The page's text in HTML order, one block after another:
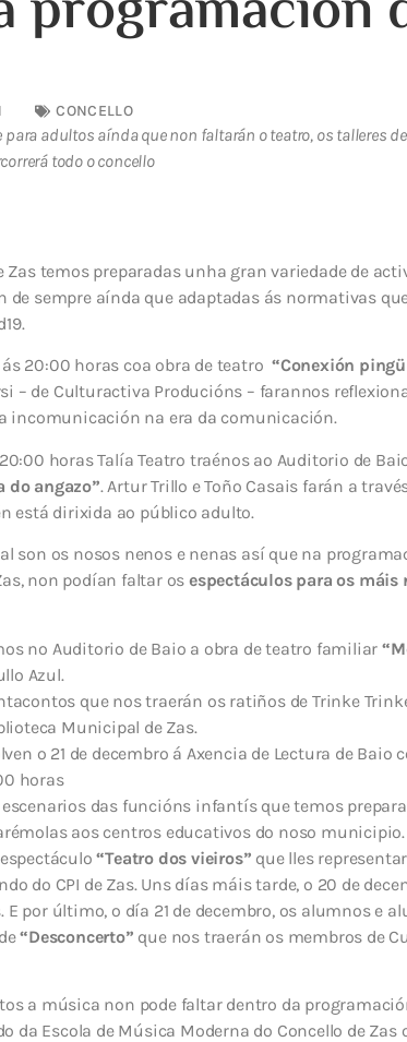
CONCELLO
adultos aínda que non faltarán o teatro, os talleres
todo o concello
Zas temos preparadas unha gran variedade de
sempre aínda que adaptadas ás normativas
20:00 horas coa obra de teatro “Conexión
– de Culturactiva Producións – farannos
incomunicación na era da comunicación.
horas Talía Teatro traénos ao Auditorio de
do angazo”. Artur Trillo e Toño Casais farán a
está dirixida ao público adulto.
son os nosos nenos e nenas así que na
non podían faltar os espectáculos para os máis
no Auditorio de Baio a obra de teatro familiar
Azul.
que nos traerán os ratiños de Trinke
Municipal de Zas.
o 21 de decembro á Axencia de Lectura de Baio
horas
das funcións infantís que temos
aos centros educativos do noso
espectáculo“Teatro dos vieiros” que lles
do CPI de Zas. Uns días máis tarde, o 20 de
E por último, o día 21 de decembro, os alumnos e
“Desconcerto” que nos traerán os membros de
a música non pode faltar dentro da
da Escola de Música Moderna do Concello de Zas